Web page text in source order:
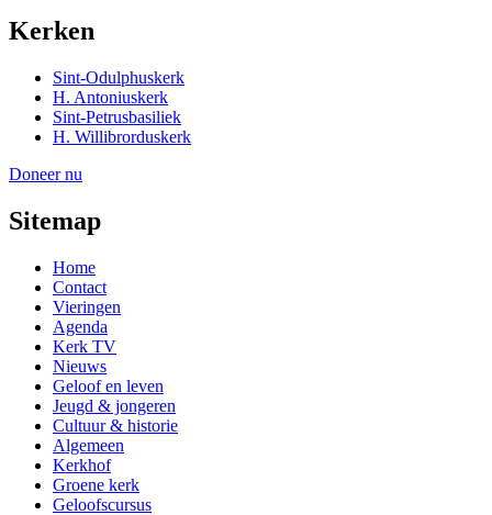
Kerken
Sint-Odulphuskerk
H. Antoniuskerk
Sint-Petrusbasiliek
H. Willibrorduskerk
Doneer nu
Sitemap
Home
Contact
Vieringen
Agenda
Kerk TV
Nieuws
Geloof en leven
Jeugd & jongeren
Cultuur & historie
Algemeen
Kerkhof
Groene kerk
Geloofscursus